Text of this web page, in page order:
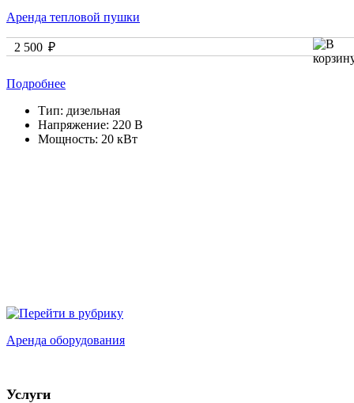
Аренда тепловой пушки
2 500 ₽
Подробнее
Тип: дизельная
Напряжение: 220 В
Мощность: 20 кВт
Аренда оборудования
Услуги